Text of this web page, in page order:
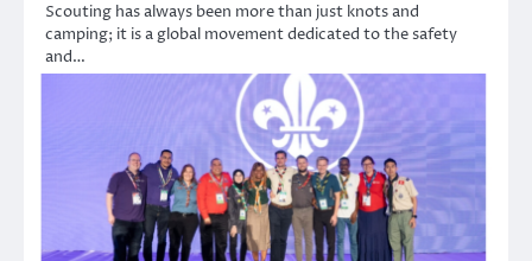
Scouting has always been more than just knots and
camping; it is a global movement dedicated to the safety
and…